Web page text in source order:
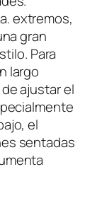
extremos,
gran
Para
largo
ajustar el
el
sentadas